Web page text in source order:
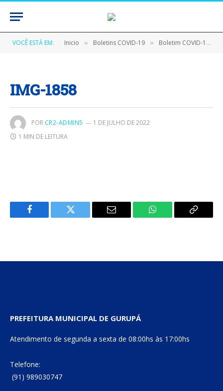
VOCÊ ESTÁ EM: Inicio » Boletins COVID-19 » Boletim COVID-19 (04/06/2020)
IMG-1858
POR CR2-ADMIN5
1 DE JULHO DE 2022
1 MIN DE LEITURA
Facebook Twitter
E-
WhatsApp Copiar
PREFEITURA MUNICIPAL DE GURUPÁ
Atendimento de segunda a sexta de 08:00hs às 17:00hs
Telefone:
(91) 989030747